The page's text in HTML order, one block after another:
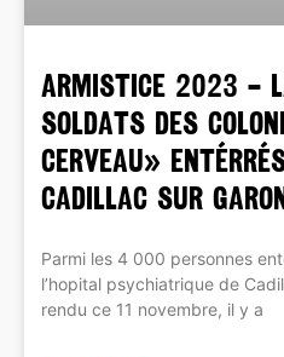
ARMISTICE 2023 –
SOLDATS DES
CERVEAU»
CADILLAC SUR
Parmi les 4 000 personnes
l’hopital psychiatrique de
rendu ce 11 novembre, il y a